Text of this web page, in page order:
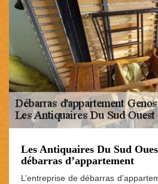
Les Antiquaires Du Sud
débarras d’appartement
L’entreprise de débarras